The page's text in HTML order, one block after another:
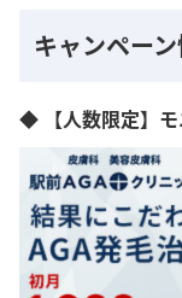
キャンペー
◆ 【人数限定】モ